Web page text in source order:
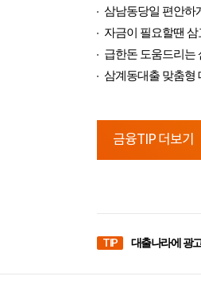
삼남동당일 편안하
자금이 필요할땐 삼
급한돈 도움드리는
삼계동대출 맞춤형
금융TIP 더보기
TIP 대출나라에 광